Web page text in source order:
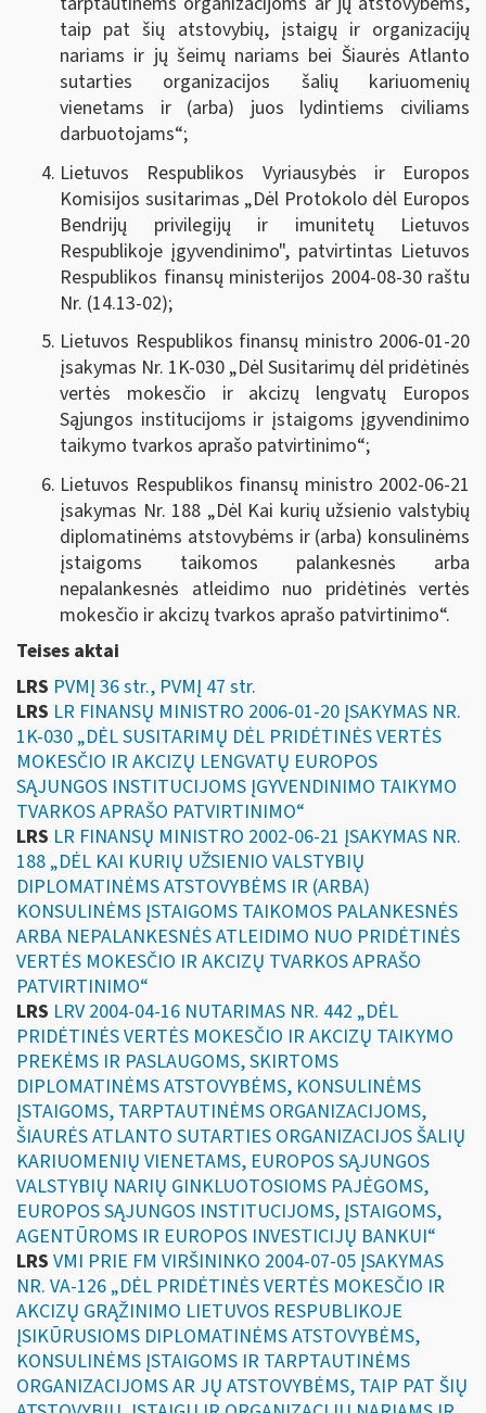
taip pat šių atstovybių, įstaigų ir organizacijų
nariams ir jų šeimų nariams bei Šiaurės Atlanto
sutarties organizacijos šalių kariuomenių
vienetams ir (arba) juos lydintiems civiliams
darbuotojams“;
Lietuvos Respublikos Vyriausybės ir Europos
Komisijos susitarimas „Dėl Protokolo dėl Europos
Bendrijų privilegijų ir imunitetų Lietuvos
Respublikoje įgyvendinimo", patvirtintas Lietuvos
Respublikos finansų ministerijos 2004-08-30 raštu
Nr. (14.13-02);
Lietuvos Respublikos finansų ministro 2006-01-20
įsakymas Nr. 1K-030 „Dėl Susitarimų dėl pridėtinės
vertės mokesčio ir akcizų lengvatų Europos
Sąjungos institucijoms ir įstaigoms įgyvendinimo
taikymo tvarkos aprašo patvirtinimo“;
Lietuvos Respublikos finansų ministro 2002-06-21
įsakymas Nr. 188 „Dėl Kai kurių užsienio valstybių
diplomatinėms atstovybėms ir (arba) konsulinėms
įstaigoms taikomos palankesnės arba
nepalankesnės atleidimo nuo pridėtinės vertės
mokesčio ir akcizų tvarkos aprašo patvirtinimo“.
Teises aktai
LRS PVMĮ 36 str., PVMĮ 47 str.
LRS LR FINANSŲ MINISTRO 2006-01-20 ĮSAKYMAS NR.
1K-030 „DĖL SUSITARIMŲ DĖL PRIDĖTINĖS VERTĖS
MOKESČIO IR AKCIZŲ LENGVATŲ EUROPOS
SĄJUNGOS INSTITUCIJOMS ĮGYVENDINIMO TAIKYMO
TVARKOS APRAŠO PATVIRTINIMO“
LRS LR FINANSŲ MINISTRO 2002-06-21 ĮSAKYMAS NR.
188 „DĖL KAI KURIŲ UŽSIENIO VALSTYBIŲ
DIPLOMATINĖMS ATSTOVYBĖMS IR (ARBA)
KONSULINĖMS ĮSTAIGOMS TAIKOMOS PALANKESNĖS
ARBA NEPALANKESNĖS ATLEIDIMO NUO PRIDĖTINĖS
VERTĖS MOKESČIO IR AKCIZŲ TVARKOS APRAŠO
PATVIRTINIMO“
LRS LRV 2004-04-16 NUTARIMAS NR. 442 „DĖL
PRIDĖTINĖS VERTĖS MOKESČIO IR AKCIZŲ TAIKYMO
PREKĖMS IR PASLAUGOMS, SKIRTOMS
DIPLOMATINĖMS ATSTOVYBĖMS, KONSULINĖMS
ĮSTAIGOMS, TARPTAUTINĖMS ORGANIZACIJOMS,
ŠIAURĖS ATLANTO SUTARTIES ORGANIZACIJOS ŠALIŲ
KARIUOMENIŲ VIENETAMS, EUROPOS SĄJUNGOS
VALSTYBIŲ NARIŲ GINKLUOTOSIOMS PAJĖGOMS,
EUROPOS SĄJUNGOS INSTITUCIJOMS, ĮSTAIGOMS,
AGENTŪROMS IR EUROPOS INVESTICIJŲ BANKUI“
LRS VMI PRIE FM VIRŠININKO 2004-07-05 ĮSAKYMAS
NR. VA-126 „DĖL PRIDĖTINĖS VERTĖS MOKESČIO IR
AKCIZŲ GRĄŽINIMO LIETUVOS RESPUBLIKOJE
ĮSIKŪRUSIOMS DIPLOMATINĖMS ATSTOVYBĖMS,
KONSULINĖMS ĮSTAIGOMS IR TARPTAUTINĖMS
ORGANIZACIJOMS AR JŲ ATSTOVYBĖMS, TAIP PAT ŠIŲ